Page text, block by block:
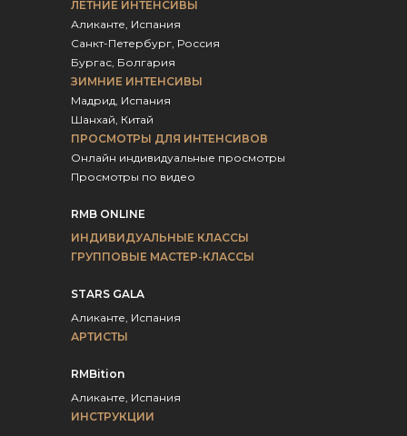
ЛЕТНИЕ ИНТЕНСИВЫ
Аликанте, Испания
Санкт-Петербург, Россия
Бургас, Болгария
ЗИМНИЕ ИНТЕНСИВЫ
Мадрид, Испания
Шанхай, Китай
ПРОСМОТРЫ ДЛЯ ИНТЕНСИВОВ
Онлайн индивидуальные просмотры
Просмотры по видео
RMB ONLINE
ИНДИВИДУАЛЬНЫЕ КЛАССЫ
ГРУППОВЫЕ МАСТЕР-КЛАССЫ
STARS GALA
Аликанте, Испания
АРТИСТЫ
RMBition
Аликанте, Испания
ИНСТРУКЦИИ